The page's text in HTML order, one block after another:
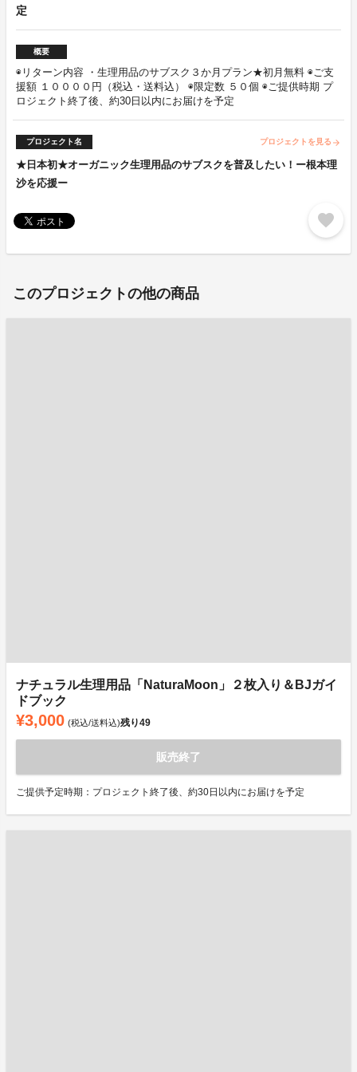
定
概要
◉リターン内容 ・生理用品のサブスク３か月プラン★初月無料 ◉ご支
援額 １００００円（税込・送料込） ◉限定数 ５０個 ◉ご提供時期 プ
ロジェクト終了後、約30日以内にお届けを予定
プロジェクト名 プロジェクトを見る arrow_forward
★日本初★オーガニック生理用品のサブスクを普及したい！ー根本理
沙を応援ー
favorite
このプロジェクトの他の商品
ナチュラル生理用品「NaturaMoon」２枚入り＆BJガイ
ドブック
¥3,000 (税込/送料込)残り49
販売終了
ご提供予定時期：プロジェクト終了後、約30日以内にお届けを予定